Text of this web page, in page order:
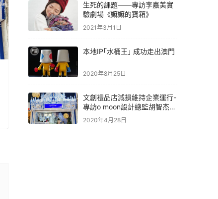
生死的課題——專訪李嘉美實
驗劇場《嫲嫲的寶箱》
2021年3月1日
本地IP｢水桶王｣ 成功走出澳門
2020年8月25日
文創禮品店減損維持企業運行-
專訪o moon設計總監胡智杰先
生
2020年4月28日